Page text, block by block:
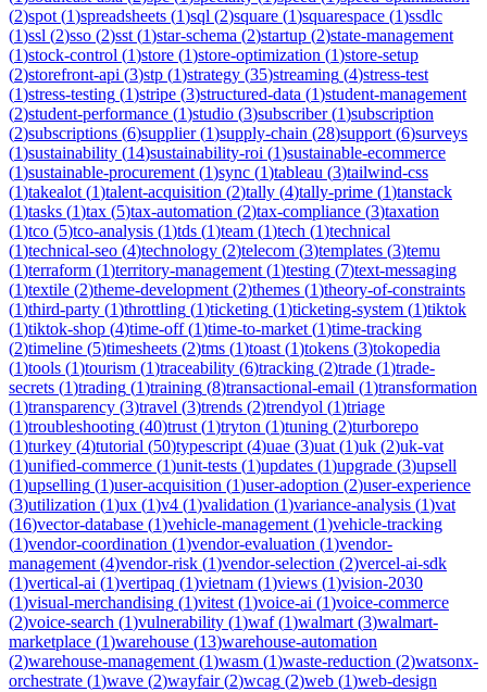
(2)spot (1)spreadsheets (1)sql (2)square (1)squarespace (1)ssdlc
(1)ssl (2)sso (2)sst (1)star-schema (2)startup (2)state-management
(1)stock-control (1)store (1)store-optimization (1)store-setup
(2)storefront-api (3)stp (1)strategy (35)streaming (4)stress-test
(1)stress-testing (1)stripe (3)structured-data (1)student-management
(2)student-performance (1)studio (3)subscriber(1)subscription
(2)subscriptions (6)supplier(1)supply-chain (28)support (6)surveys
(1)sustainability (14)sustainability-roi (1)sustainable-ecommerce
(1)sustainable-procurement (1)sync (1)tableau (3)tailwind-css
(1)takealot (1)talent-acquisition (2)tally (4)tally-prime (1)tanstack
(1)tasks (1)tax (5)tax-automation (2)tax-compliance (3)taxation
(1)tco (5)tco-analysis (1)tds (1)team (1)tech (1)technical
(1)technical-seo (4)technology (2)telecom (3)templates (3)temu
(1)terraform (1)territory-management (1)testing (7)text-messaging
(1)textile (2)theme-development (2)themes (1)theory-of-constraints
(1)third-party (1)throttling (1)ticketing (1)ticketing-system (1)tiktok
(1)tiktok-shop (4)time-off(1)time-to-market (1)time-tracking
(2)timeline (5)timesheets (2)tms (1)toast (1)tokens (3)tokopedia
(1)tools (1)tourism (1)traceability (6)tracking (2)trade (1)trade-
secrets (1)trading (1)training (8)transactional-email (1)transformation
(1)transparency (3)travel (3)trends (2)trendyol (1)triage
(1)troubleshooting (40)trust (1)tryton (1)tuning (2)turborepo
(1)turkey (4)tutorial (50)typescript (4)uae (3)uat (1)uk (2)uk-vat
(1)unified-commerce (1)unit-tests (1)updates (1)upgrade (3)upsell
(1)upselling (1)user-acquisition (1)user-adoption (2)user-experience
(3)utilization (1)ux (1)v4 (1)validation (1)variance-analysis (1)vat
(16)vector-database (1)vehicle-management (1)vehicle-tracking
(1)vendor-coordination (1)vendor-evaluation (1)vendor-
management (4)vendor-risk (1)vendor-selection (2)vercel-ai-sdk
(1)vertical-ai (1)vertipaq (1)vietnam (1)views (1)vision-2030
(1)visual-merchandising (1)vitest (1)voice-ai (1)voice-commerce
(2)voice-search (1)vulnerability (1)waf(1)walmart (3)walmart-
marketplace (1)warehouse (13)warehouse-automation
(2)warehouse-management (1)wasm (1)waste-reduction (2)watsonx-
orchestrate (1)wave (2)wayfair(2)wcag (2)web (1)web-design